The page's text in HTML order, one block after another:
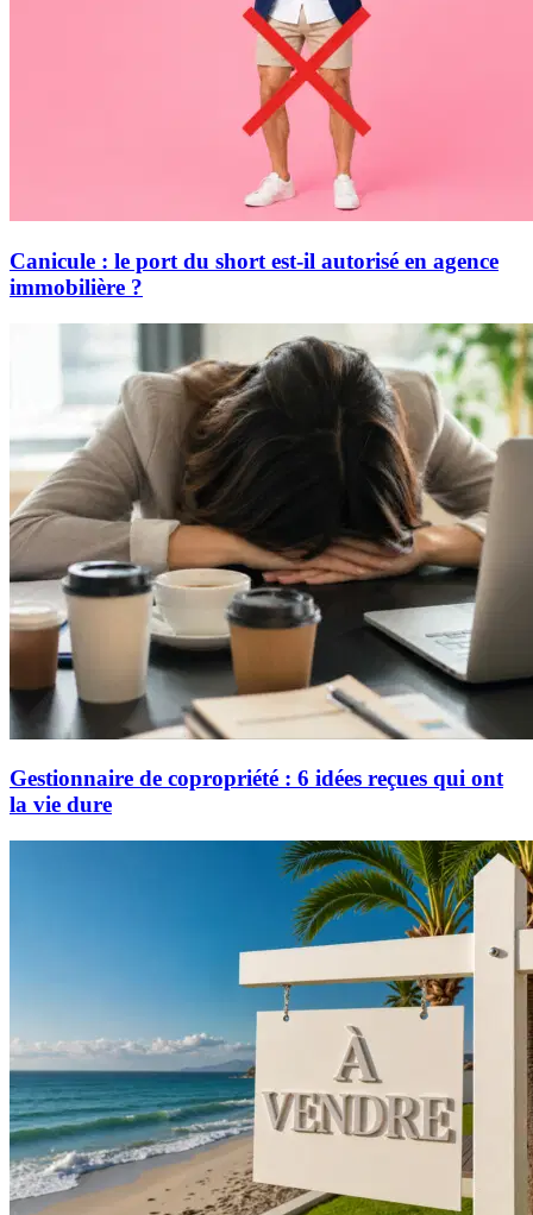
Canicule : le port du short est-il autorisé en agence
immobilière ?
Gestionnaire de copropriété : 6 idées reçues qui ont
la vie dure